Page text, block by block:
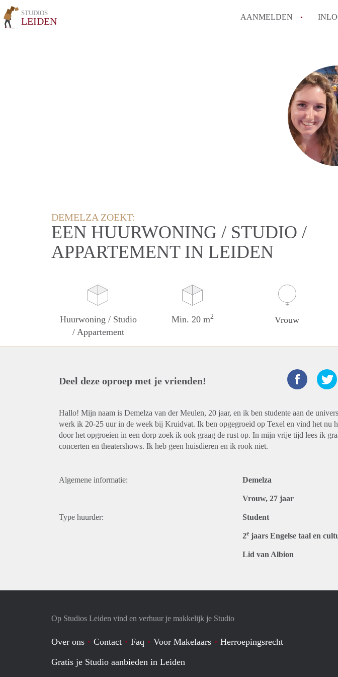
STUDIOS
LEIDEN AANMELDEN
DEMELZA ZOEKT:
EEN HUURWONING / STUDIO /
APPARTEMENT IN LEIDEN
Huurwoning / Studio
/ Appartement
Min. 20 m2 Vrouw
Deel deze oproep met je vrienden!
Hallo! Mijn naam is Demelza van der Meulen, 20 jaar, en ik ben studente aan de
werk ik 20-25 uur in de week bij Kruidvat. Ik ben opgegroeid op Texel en vind het nu
door het opgroeien in een dorp zoek ik ook graag de rust op. In mijn vrije tijd lees ik
concerten en theatershows. Ik heb geen huisdieren en ik rook niet.
Algemene informatie: Demelza
Vrouw, 27 jaar
Type huurder: Student
2e jaars Engelse taal en
Lid van Albion
Op Studios Leiden vind en verhuur je makkelijk je Studio
Over ons Contact Faq Voor Makelaars
Herroepingsrecht
Gratis je Studio aanbieden in Leiden